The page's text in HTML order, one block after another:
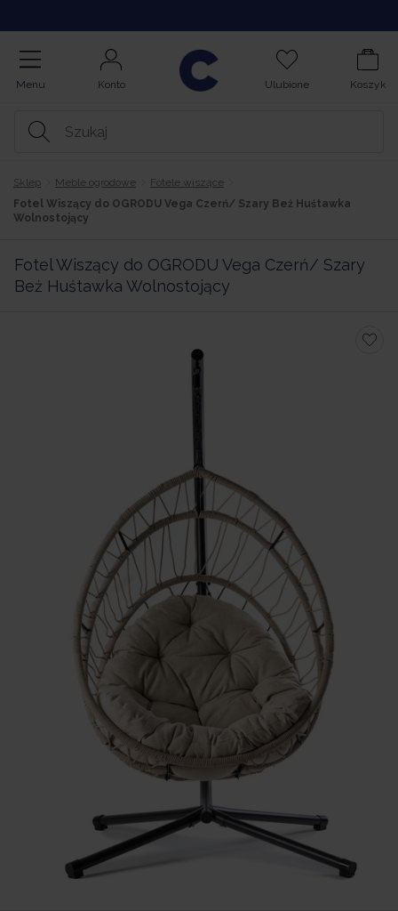
Menu Konto Ulubione Koszyk
Sklep Meble ogrodowe
Fotele wiszące
Fotel Wiszący do OGRODU Vega Czerń/ Szary Beż Huśtawka
Wolnostojący
Fotel Wiszący do OGRODU Vega Czerń/ Szary
Beż Huśtawka Wolnostojący